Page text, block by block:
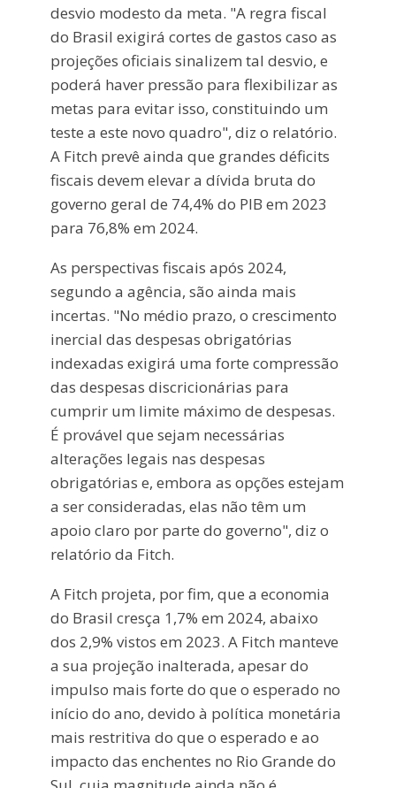
desvio modesto da meta. "A regra fiscal
do Brasil exigirá cortes de gastos caso as
projeções oficiais sinalizem tal desvio, e
poderá haver pressão para flexibilizar as
metas para evitar isso, constituindo um
teste a este novo quadro", diz o relatório.
A Fitch prevê ainda que grandes déficits
fiscais devem elevar a dívida bruta do
governo geral de 74,4% do PIB em 2023
para 76,8% em 2024.
As perspectivas fiscais após 2024,
segundo a agência, são ainda mais
incertas. "No médio prazo, o crescimento
inercial das despesas obrigatórias
indexadas exigirá uma forte compressão
das despesas discricionárias para
cumprir um limite máximo de despesas.
É provável que sejam necessárias
alterações legais nas despesas
obrigatórias e, embora as opções estejam
a ser consideradas, elas não têm um
apoio claro por parte do governo", diz o
relatório da Fitch.
A Fitch projeta, por fim, que a economia
do Brasil cresça 1,7% em 2024, abaixo
dos 2,9% vistos em 2023. A Fitch manteve
a sua projeção inalterada, apesar do
impulso mais forte do que o esperado no
início do ano, devido à política monetária
mais restritiva do que o esperado e ao
impacto das enchentes no Rio Grande do